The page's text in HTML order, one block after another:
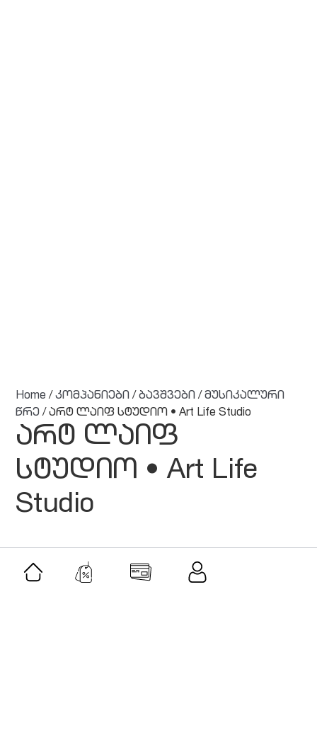
Home /კომპანიები /ბავშვები /მუსიკალური
წრე / არტ ლაიფ სტუდიო • Art Life Studio
არტ ლაიფ
სტუდიო • Art Life
Studio
მსგავსი შეთავაზებები